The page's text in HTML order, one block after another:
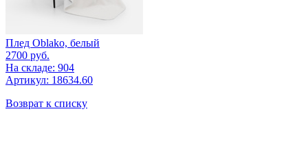
Плед Oblako, белый
2700 руб.
На складе: 904
Артикул: 18634.60
Возврат к списку